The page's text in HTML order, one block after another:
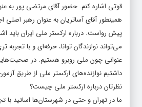
قوتی اشاره کنم. حضور آقای مرتضی پور به
همینطور آقای آساتریان به عنوان رهبر اصلی
پیش رواست. درباره ارکستر ملی ایران باید
می‌تواند نوازندگان توانا، حرفه‌ای و با تجربه
عنوانی چون ملی روبرو هستیم. در
داشتیم نوازنده‌های ارکستر ملی از طریق
نظرتان درباره ارکستر ملی چیست؟
ما در تهران و حتی در شهرستان‌ها اساتید با